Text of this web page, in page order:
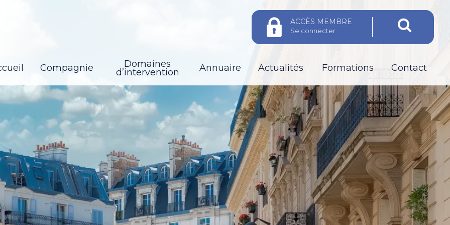
ACCÈS MEMBRE
Se connecter
Compagnie Domaines
d’intervention Annuaire Actualités Formations Contact